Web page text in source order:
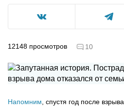
12148 просмотров 10
Напомним , спустя год после